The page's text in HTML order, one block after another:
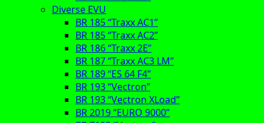
Diverse EVU
BR 185 “Traxx AC1”
BR 185 “Traxx AC2”
BR 186 “Traxx 2E”
BR 187 “Traxx AC3 LM”
BR 189 “ES 64 F4”
BR 193 “Vectron”
BR 193 “Vectron XLoad”
BR 2019 “EURO 9000”